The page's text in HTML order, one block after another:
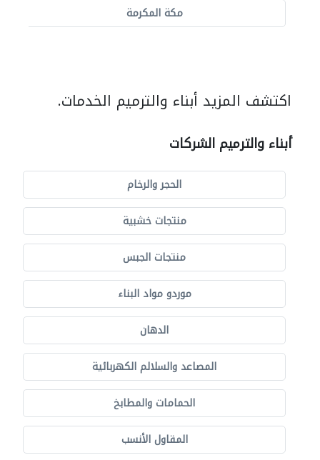
مكة المكرمة
اكتشف المزيد أبناء والترميم الخدمات.
أبناء والترميم الشركات
الحجر والرخام
منتجات خشبية
منتجات الجبس
موردو مواد البناء
الدهان
المصاعد والسلالم الكهربائية
الحمامات والمطابخ
المقاول الأنسب